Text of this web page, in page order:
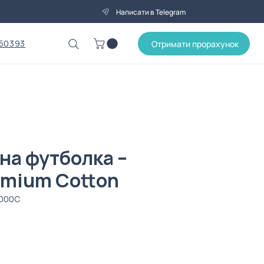
Написати в Telegram
Отримати прорахунок
футболка –
Cotton